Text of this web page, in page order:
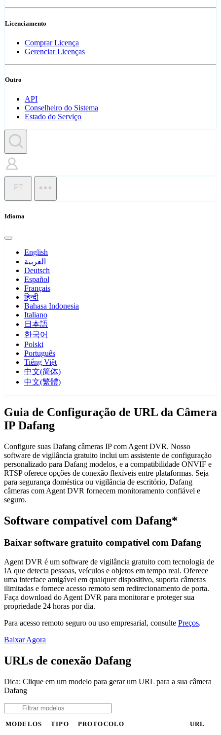
Licenciamento
Comprar Licença
Gerenciar Licenças
Outro
API
Conselheiro do Sistema
Estado do Serviço
PT
Idioma
English
العربية
Deutsch
Español
Français
हिन्दी
Bahasa Indonesia
Italiano
日本語
한국어
Polski
Português
Tiếng Việt
中文(简体)
中文(繁體)
Guia de Configuração de URL da Câmera
IP Dafang
Configure suas Dafang câmeras IP com Agent DVR. Nosso
software de vigilância gratuito inclui um assistente de configuração
personalizado para Dafang modelos, e a compatibilidade ONVIF e
RTSP oferece opções de conexão flexíveis entre plataformas. Seja
para segurança doméstica ou vigilância de escritório, Dafang
câmeras com Agent DVR fornecem monitoramento confiável e
seguro.
Software compatível com Dafang*
Baixar software gratuito compatível com Dafang
Agent DVR é um software de vigilância gratuito com tecnologia de
IA que detecta pessoas, veículos e objetos em tempo real. Oferece
uma interface amigável em qualquer dispositivo, suporta câmeras
ilimitadas e fornece acesso remoto sem redirecionamento de porta.
Faça download do Agent DVR para monitorar e proteger sua
propriedade 24 horas por dia.
Para acesso remoto seguro ou uso empresarial, consulte Preços.
Baixar Agora
URLs de conexão Dafang
Dica: Clique em um modelo para gerar um URL para a sua câmera
Dafang
MODELOS TIPO PROTOCOLO URL